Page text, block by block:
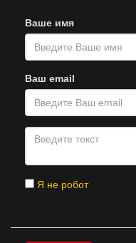
Ваше имя
Ваш email
Я не робот